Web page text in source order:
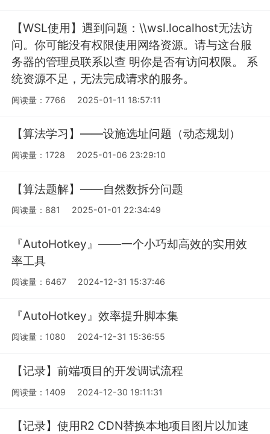
【WSL使用】遇到问题：\\wsl.localhost无法访
问。你可能没有权限使用网络资源。请与这台服
务器的管理员联系以查 明你是否有访问权限。 系
统资源不足，无法完成请求的服务。
阅读量：7766 2025-01-11 18:57:11
【算法学习】——设施选址问题（动态规划）
阅读量：1728 2025-01-06 23:29:10
【算法题解】——自然数拆分问题
阅读量：881 2025-01-01 22:34:49
『AutoHotkey』——一个小巧却高效的实用效
率工具
阅读量：6467 2024-12-31 15:37:46
『AutoHotkey』效率提升脚本集
阅读量：1080 2024-12-31 15:36:55
【记录】前端项目的开发调试流程
阅读量：1409 2024-12-30 19:11:31
【记录】使用R2 CDN替换本地项目图片以加速